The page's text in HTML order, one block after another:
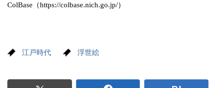
ColBase（https://colbase.nich.go.jp/）
江戸時代 浮世絵